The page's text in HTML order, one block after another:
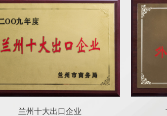
甘肃省外贸龙头企业